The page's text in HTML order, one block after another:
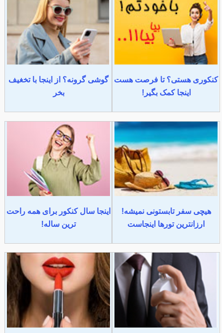
کنکوری هستی؟ تا فرصت هست
اینجا کمک بگیر!
گوشی گرونه؟ از اینجا با تخغیف
بخر
هیچی سفر تابستونی نمیشه!
ارزانترین تورها اینجاست
اینجا سال کنکور برای همه راحت
ترین ساله!